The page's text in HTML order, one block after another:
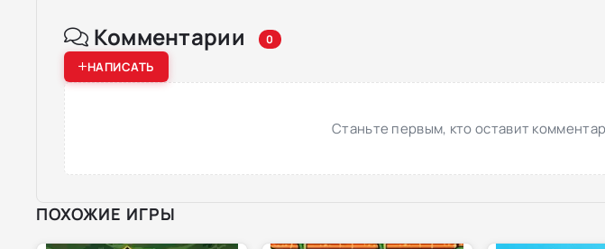
Комментарии 0
НАПИСАТЬ
Станьте первым, кто оставит
ПОХОЖИЕ ИГРЫ